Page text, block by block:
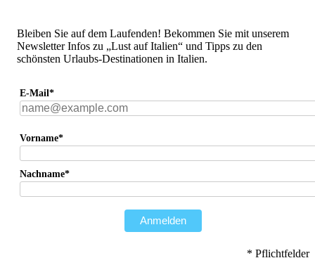
Bleiben Sie auf dem Laufenden! Bekommen Sie mit unserem
Newsletter Infos zu „Lust auf Italien“ und Tipps zu den
schönsten Urlaubs-Destinationen in Italien.
E-Mail*
Vorname*
Nachname*
Anmelden
* Pflichtfelder